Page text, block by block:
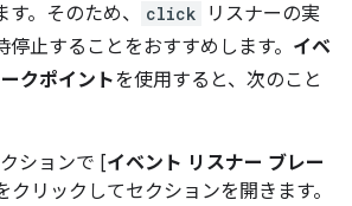
。そのため、
click
リスナーの実
止することをおすすめします。 イベ
クポイントを使用すると、次のこと
ションで [イベント リスナー ブレー
クリックしてセクションを開きます。